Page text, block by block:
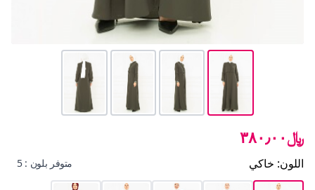
﷼٣٨٠٫٠٠
اللون: خاكي متوفر بلون : 5